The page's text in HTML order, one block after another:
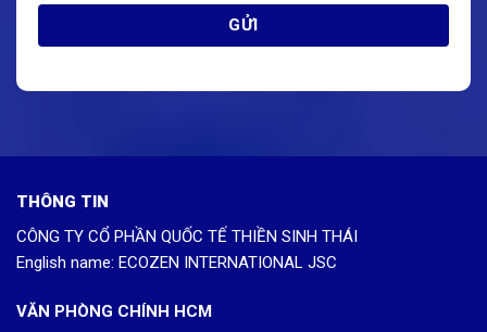
THÔNG TIN
CÔNG TY CỔ PHẦN QUỐC TẾ THIỀN SINH THÁI
English name: ECOZEN INTERNATIONAL JSC
VĂN PHÒNG CHÍNH HCM